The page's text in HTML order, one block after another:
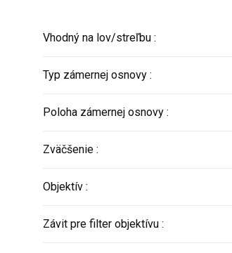
Vhodný na lov/streľbu :
Typ zámernej osnovy :
Poloha zámernej osnovy :
Zväčšenie :
Objektív :
Závit pre filter objektívu :